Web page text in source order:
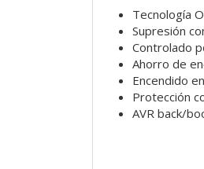
Tecnología
Supresión
Controlado
Ahorro de
Encendido
Protección
AVR back/